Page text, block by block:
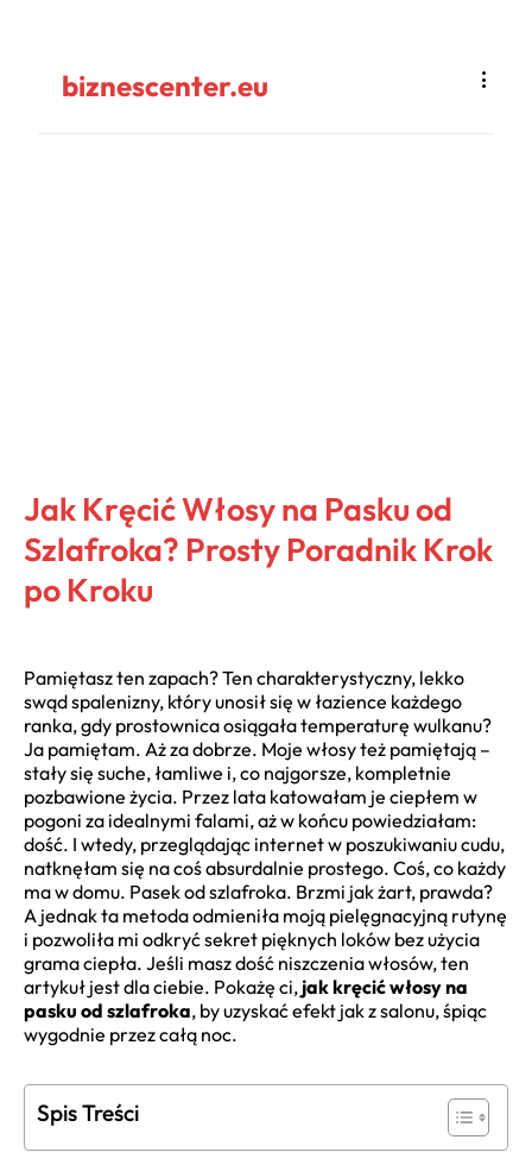
biznescenter.eu
Jak Kręcić Włosy na Pasku od
Szlafroka? Prosty Poradnik Krok
po Kroku
Pamiętasz ten zapach? Ten charakterystyczny, lekko
swąd spalenizny, który unosił się w łazience każdego
ranka, gdy prostownica osiągała temperaturę wulkanu?
Ja pamiętam. Aż za dobrze. Moje włosy też pamiętają –
stały się suche, łamliwe i, co najgorsze, kompletnie
pozbawione życia. Przez lata katowałam je ciepłem w
pogoni za idealnymi falami, aż w końcu powiedziałam:
dość. I wtedy, przeglądając internet w poszukiwaniu cudu,
natknęłam się na coś absurdalnie prostego. Coś, co każdy
ma w domu. Pasek od szlafroka. Brzmi jak żart, prawda?
A jednak ta metoda odmieniła moją pielęgnacyjną rutynę
i pozwoliła mi odkryć sekret pięknych loków bez użycia
grama ciepła. Jeśli masz dość niszczenia włosów, ten
artykuł jest dla ciebie. Pokażę ci, jak kręcić włosy na
pasku od szlafroka, by uzyskać efekt jak z salonu, śpiąc
wygodnie przez całą noc.
Spis Treści